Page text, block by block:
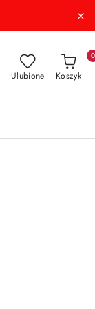
Ulubione Koszyk
0